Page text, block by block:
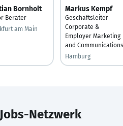
Bornholt
Berater
am Main
Markus Kempf
Geschäftsleiter
Corporate &
Employer Marketing
and Communications
Hamburg
Netzwerk